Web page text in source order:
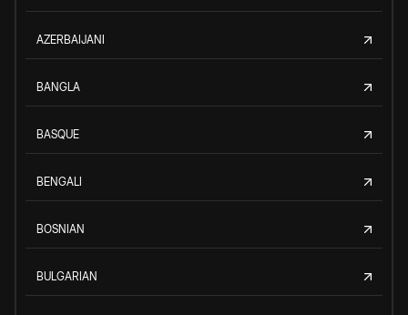
AZERBAIJANI
BANGLA
BASQUE
BENGALI
BOSNIAN
BULGARIAN